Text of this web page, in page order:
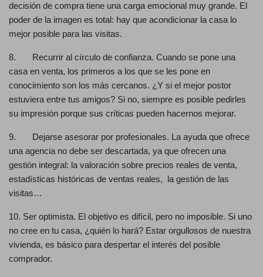
decisión de compra tiene una carga emocional muy grande. El
poder de la imagen es total: hay que acondicionar la casa lo
mejor posible para las visitas.
8. Recurrir al círculo de confianza. Cuando se pone una
casa en venta, los primeros a los que se les pone en
conocimiento son los más cercanos. ¿Y si el mejor postor
estuviera entre tus amigos? Si no, siempre es posible pedirles
su impresión porque sus críticas pueden hacernos mejorar.
9. Dejarse asesorar por profesionales. La ayuda que ofrece
una agencia no debe ser descartada, ya que ofrecen una
gestión integral: la valoración sobre precios reales de venta,
estadísticas históricas de ventas reales, la gestión de las
visitas…
10. Ser optimista. El objetivo es difícil, pero no imposible. Si uno
no cree en tu casa, ¿quién lo hará? Estar orgullosos de nuestra
vivienda, es básico para despertar el interés del posible
comprador.